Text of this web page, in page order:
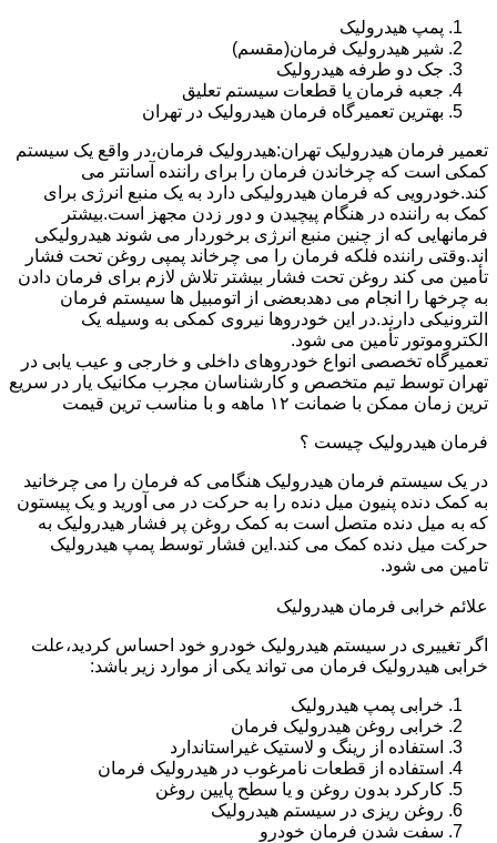
پمپ هیدرولیک
شیر هیدرولیک فرمان(مقسم)
جک دو طرفه هیدرولیک
جعبه فرمان یا قطعات سیستم تعلیق
بهترین تعمیرگاه فرمان هیدرولیک در تهران
تعمیر فرمان هیدرولیک تهران:هیدرولیک فرمان،در واقع یک سیستم
کمکی است که چرخاندن فرمان را برای راننده آسانتر می
کند.خودرویی که فرمان هیدرولیکی دارد به یک منبع انرژی برای
کمک به راننده در هنگام پیچیدن و دور زدن مجهز است.بیشتر
فرمانهایی که از چنین منبع انرژی برخوردار می شوند هیدرولیکی
اند.وقتی راننده فلکه فرمان را می چرخاند پمپی روغن تحت فشار
تأمین می کند روغن تحت فشار بیشتر تلاش لازم برای فرمان دادن
به چرخها را انجام می دهدبعضی از اتومبیل ها سیستم فرمان
الترونیکی دارند.در این خودروها نیروی کمکی به وسیله یک
الکتروموتور تأمین می شود.
تعمیرگاه تخصصی انواع خودروهای داخلی و خارجی و عیب یابی در
تهران توسط تیم متخصص و کارشناسان مجرب مکانیک یار در سریع
ترین زمان ممکن با ضمانت ۱۲ ماهه و با مناسب ترین قیمت
فرمان هیدرولیک چیست ؟
در یک سیستم فرمان هیدرولیک هنگامی که فرمان را می چرخانید
به کمک دنده پنیون میل دنده را به حرکت در می آورید و یک پیستون
که به میل دنده متصل است به کمک روغن پر فشار هیدرولیک به
حرکت میل دنده کمک می کند.این فشار توسط پمپ هیدرولیک
تامین می شود.
علائم خرابی فرمان هیدرولیک
اگر تغییری در سیستم هیدرولیک خودرو خود احساس کردید،علت
خرابی هیدرولیک فرمان می تواند یکی از موارد زیر باشد:
خرابی پمپ هیدرولیک
خرابی روغن هیدرولیک فرمان
استفاده از رینگ و لاستیک غیراستاندارد
استفاده از قطعات نامرغوب در هیدرولیک فرمان
کارکرد بدون روغن و یا سطح پایین روغن
روغن ریزی در سیستم هیدرولیک
سفت شدن فرمان خودرو